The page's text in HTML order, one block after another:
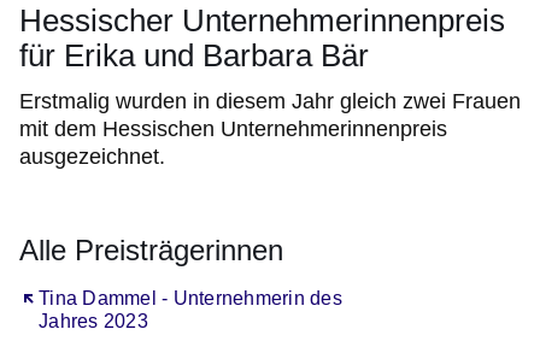
Hessischer Unternehmerinnenpreis
für Erika und Barbara Bär
Erstmalig wurden in diesem Jahr gleich zwei Frauen
mit dem Hessischen Unternehmerinnenpreis
ausgezeichnet.
Alle Preisträgerinnen
Tina Dammel - Unternehmerin des
Jahres 2023
Öffnet sich in einem neuen Fenster